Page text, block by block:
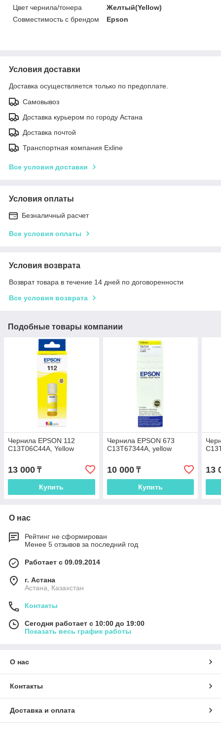
Цвет чернила/тонера
Желтый(Yellow)
Совместимость с брендом
Epson
Условия доставки
Доставка осуществляется только по предоплате.
Самовывоз
Доставка курьером по городу Астана
Доставка почтой
Транспортная компания Exline
Все условия доставки
Условия оплаты
Безналичный расчет
Все условия оплаты
Условия возврата
Возврат товара в течение 14 дней по договоренности
Все условия возврата
Подобные товары компании
Чернила EPSON 112
C13T06C44A, Yellow
13 000 ₸
Купить
Чернила EPSON 673
C13T67344A, yellow
10 000₸
Купить
13
О нас
Рейтинг не сформирован
Менее 5 отзывов за последний год
Работает с 09.09.2014
г. Астана
Астана, Казахстан
Контакты
Сегодня работает с 10:00 до 19:00
Показать весь график работы
О нас
Контакты
Доставка и оплата